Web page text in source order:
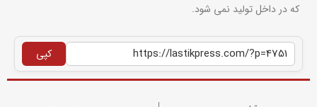
که در داخل تولید نمی شود.
کپی